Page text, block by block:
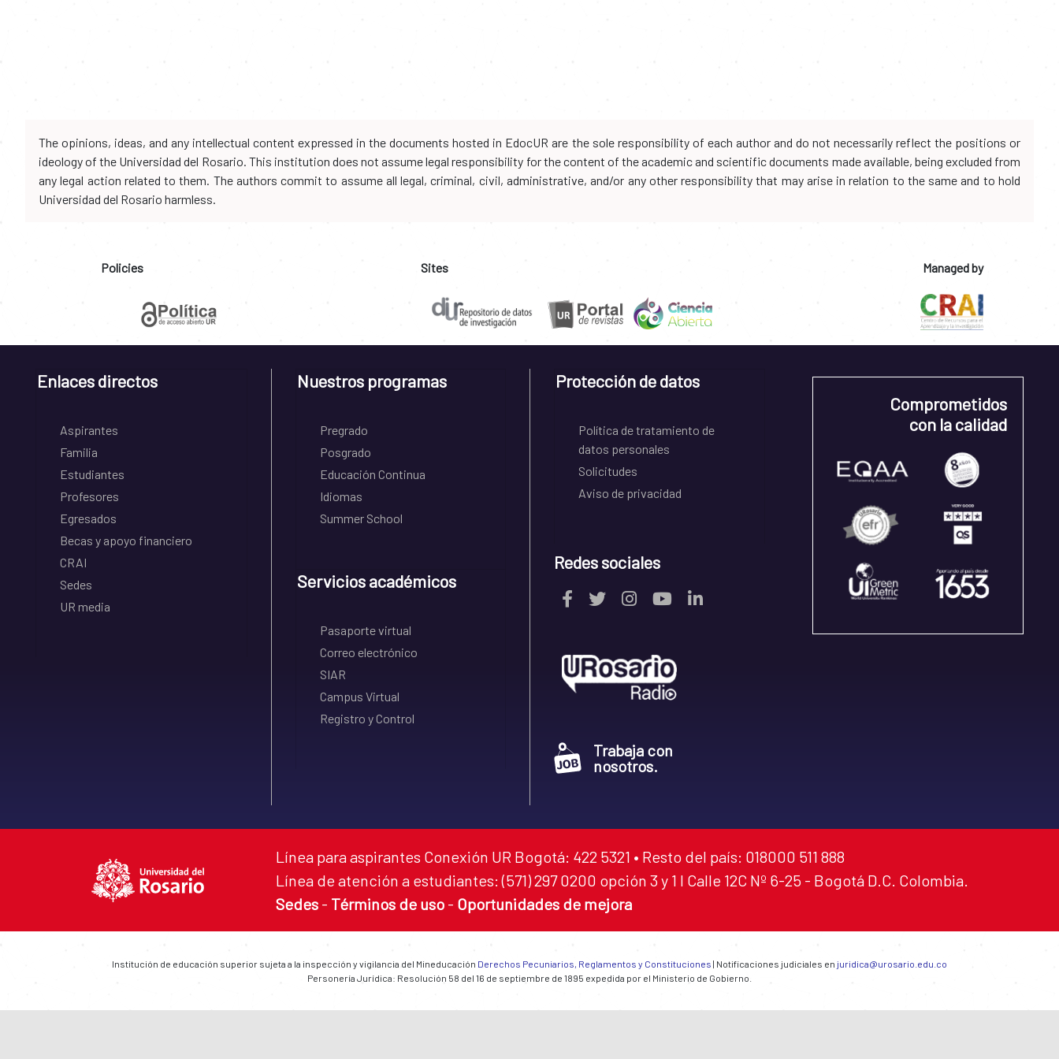
The opinions, ideas, and any intellectual content expressed in the documents hosted in EdocUR are the sole responsibility of each author and do not necessarily reflect the positions or
ideology of the Universidad del Rosario. This institution does not assume legal responsibility for the content of the academic and scientific documents made available, being excluded from
any legal action related to them. The authors commit to assume all legal, criminal, civil, administrative, and/or any other responsibility that may arise in relation to the same and to hold
Universidad del Rosario harmless.
Policies Sites Managed by
Enlaces directos
Aspirantes
Familia
Estudiantes
Profesores
Egresados
Becas y apoyo financiero
CRAI
Sedes
UR media
Nuestros programas
Pregrado
Posgrado
Educación Continua
Idiomas
Summer School
Servicios académicos
Pasaporte virtual
Correo electrónico
SIAR
Campus Virtual
Registro y Control
Protección de datos
Política de tratamiento de
datos personales
Solicitudes
Aviso de privacidad
Redes sociales
Trabaja con
nosotros.
Comprometidos
con la calidad
Línea para aspirantes Conexión UR Bogotá: 422 5321 • Resto del país: 018000 511 888
Línea de atención a estudiantes: (571) 297 0200 opción 3 y 1 I Calle 12C Nº 6-25 - Bogotá D.C. Colombia.
Sedes - Términos de uso - Oportunidades de mejora
Institución de educación superior sujeta a la inspección y vigilancia del Mineducación Derechos Pecuniarios, Reglamentos y Constituciones | Notificaciones judiciales en juridica@urosario.edu.co
Personería Jurídica: Resolución 58 del 16 de septiembre de 1895 expedida por el Ministerio de Gobierno.